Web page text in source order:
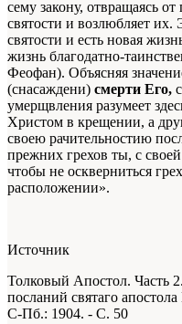
сему закону, отвращаясь
святости и возлюбляет
святости и есть новая
жизнь благодатно-
Феофан). Объясняя
(снасаждени) смерти Его,
умерщвления разумеет
Христом в крещении, а
своею рачительностию
прежних грехов ты, с
чтобы не оскверниться
расположении».
Источник
Толковый Апостол. Часть
посланий святаго
С-Пб.: 1904. - С. 50